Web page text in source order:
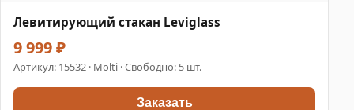
Левитирующий стакан Leviglass
9 999 ₽
Артикул: 15532 · Molti · Свободно: 5 шт.
Заказать